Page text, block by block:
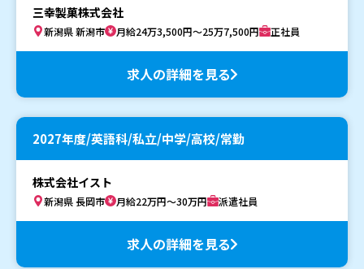
三幸製菓株式会社
新潟県 新潟市 月給24万3,500円～25万7,500円 正社員
求人の詳細を見る
2027年度/英語科/私立/中学/高校/常勤
株式会社イスト
新潟県 長岡市 月給22万円～30万円 派遣社員
求人の詳細を見る